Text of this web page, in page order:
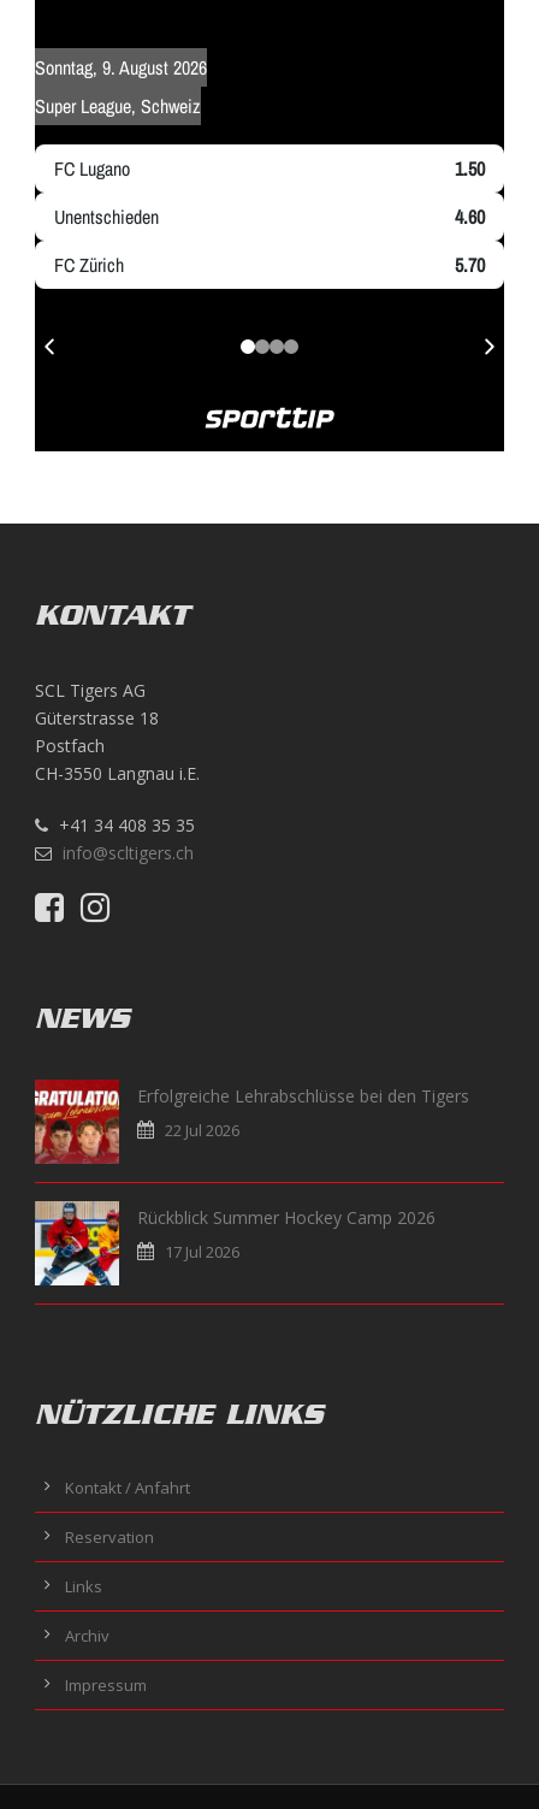
KONTAKT
SCL Tigers AG
Güterstrasse 18
Postfach
CH-3550 Langnau i.E.
+41 34 408 35 35
info@scltigers.ch
NEWS
Erfolgreiche Lehrabschlüsse bei den Tigers
22 Jul 2026
Rückblick Summer Hockey Camp 2026
17 Jul 2026
NÜTZLICHE LINKS
Kontakt / Anfahrt
Reservation
Links
Archiv
Impressum